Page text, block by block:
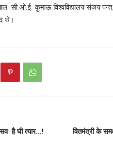
सी.ओ.ई. कुमाऊ विश्वविद्यालय संजय
थे।
है घी त्यार…!
वितमंत्री के